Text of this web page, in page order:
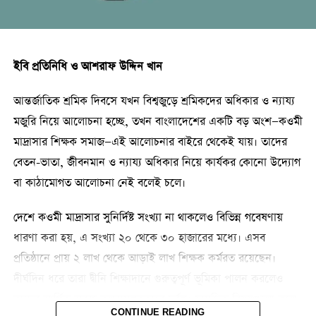
জবাবদিহিতা তৈরি হয়। ফলে মানুষ দুর্নীতি মুক্ত হয়ে জীবনযাপন করতে
হতে থাকে। এক এক করে কিছু আল্লাহভীরু মানুষের সমষ্টিতে একটি
কুরবানির দ্বিতীয় ভিত্তি ছিল ত্যাগ। মদিনাতে মুহাজির ও আনসার
সাহাবিদের মাধ্যমে মুসলিম সভ্যতার যে গোড়াপত্তন হয়েছিল সেই
সভ্যতার একটি উল্লেখযোগ্য ভিত্তি ও গুণ ছিল এই ত্যাগ। কুরআন
বলছেঃ وَٱلَّذِينَ تَبَوَّءُو ٱلدَّارَ وَٱلۡإِيمَٰنَ مِن
فِي صُدُورِهِمۡ حَاجَةٗ مِّمَّآ أُوتُواْ وَيُؤۡثِرُونَ عَلَىٰٓ
أَنفُسِهِمۡ وَلَوۡ كَانَ بِهِمۡ خَصَاصَةٞۚ وَمَن يُوقَ شُحَّ
তাদের ভীষণ প্রয়োজন থাকে’। (সুরা হাশরঃ ০৯) ত্যাগ এমন একটি গুণ
ইবি প্রতিনিধি ও আশরাফ উদ্দিন খান
আন্তর্জাতিক শ্রমিক দিবসে যখন বিশ্বজুড়ে শ্রমিকদের অধিকার ও ন্যায্য
মজুরি নিয়ে আলোচনা হচ্ছে, তখন বাংলাদেশের একটি বড় অংশ—কওমী
মাদ্রাসার শিক্ষক সমাজ—এই আলোচনার বাইরে থেকেই যায়। তাদের
বেতন-ভাতা, জীবনমান ও ন্যায্য অধিকার নিয়ে কার্যকর কোনো উদ্যোগ
বা কাঠামোগত আলোচনা নেই বলেই চলে।
দেশে কওমী মাদ্রাসার সুনির্দিষ্ট সংখ্যা না থাকলেও বিভিন্ন গবেষণায়
ধারণা করা হয়, এ সংখ্যা ২০ থেকে ৩০ হাজারের মধ্যে। এসব
প্রতিষ্ঠানে প্রায় ২ লাখ থেকে আড়াই লাখ শিক্ষক কর্মরত রয়েছেন।
তাদের আর্থিক অবস্থা তুলনামূলকভাবে দুর্বল। সামগ্রিক বিষয়গুলো তুলে
CONTINUE READING